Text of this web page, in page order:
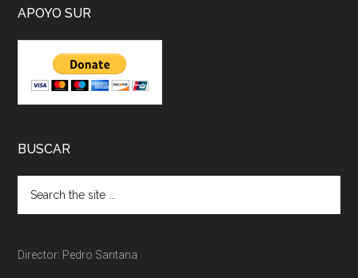
APOYO SUR
BUSCAR
Director: Pedro Santana